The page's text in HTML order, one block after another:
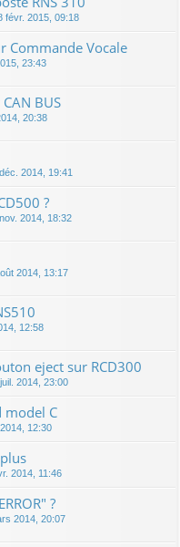
févr. 2015, 09:18
Commande Vocale
23:43
BUS
20:38
2014, 19:41
?
2014, 18:32
2014, 13:17
12:58
eject sur RCD300
2014, 23:00
model C
12:30
2014, 11:46
?
2014, 20:07